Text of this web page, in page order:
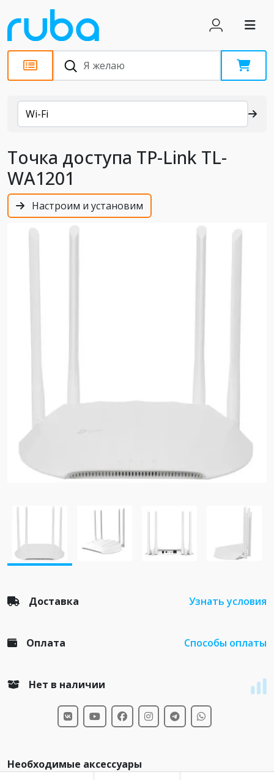
Каталог
Wi-Fi
Точка доступа TP-Link TL-
WA1201
Настроим и установим
Доставка Узнать условия
Оплата Способы оплаты
Нет в наличии
Необходимые аксессуары